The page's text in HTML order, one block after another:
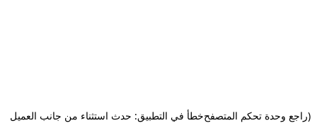
خطأ في التطبيق: حدث استثناء من جانب العميل(راجع وحدة تحكم المتصفح